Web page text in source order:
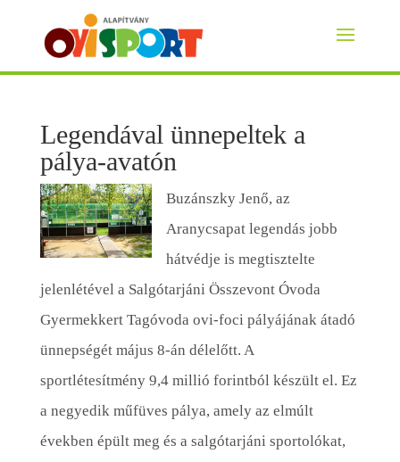
Legendával ünnepeltek a
pálya-avatón
Buzánszky Jenő, az
Aranycsapat legendás jobb
hátvédje is megtisztelte
jelenlétével a Salgótarjáni Összevont Óvoda
Gyermekkert Tagóvoda ovi-foci pályájának átadó
ünnepségét május 8-án délelőtt. A
sportlétesítmény 9,4 millió forintból készült el. Ez
a negyedik műfüves pálya, amely az elmúlt
években épült meg és a salgótarjáni sportolókat,